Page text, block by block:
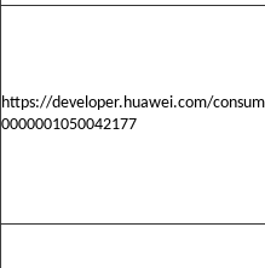
https://developer.huawei.com/
0000001050042177